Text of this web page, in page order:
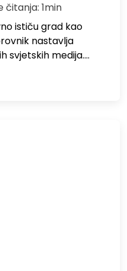
čitanja: 1min
ističu grad kao
nastavlja
svjetskih medija.…